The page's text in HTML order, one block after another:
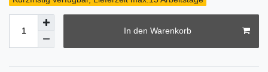
In den Warenkorb